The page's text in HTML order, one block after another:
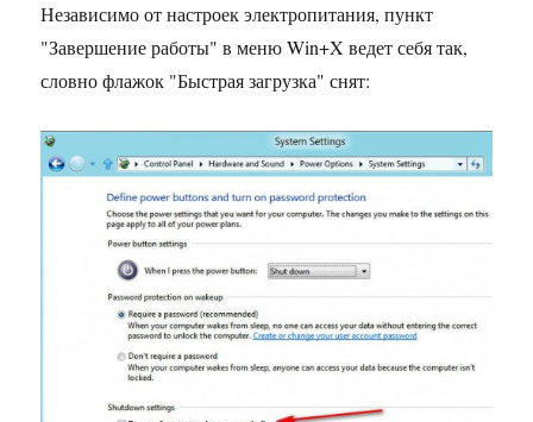
Независимо от настроек электропитания, пункт
"Завершение работы" в меню Win+X ведет себя так,
словно флажок "Быстрая загрузка" снят: